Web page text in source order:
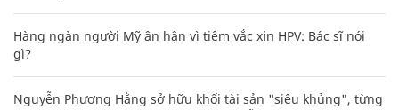
Hàng ngàn người Mỹ ân hận vì tiêm vắc xin HPV: Bác sĩ nói
gì?
Nguyễn Phương Hằng sở hữu khối tài sản "siêu khủng", từng